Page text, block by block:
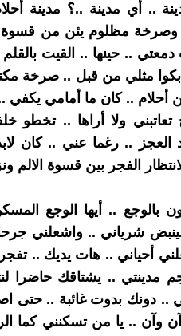
.. أي مدينة ..؟ مدينة
وصرخة مظلوم يئن من قسوة
.. حينها .. القيت
مثلي من قبل .. صرخة
أحلام .. كان ما أمامي يكفي
ولا أراها .. تخطو
العجز .. رغما عني .. كان
الفجر بين قسوة الالم
بالوجع .. أيها الوجع
شرياني .. واشعلني
أحياني .. هات يديك ..
مدينتي .. يشتاقك حاضرا
.. دونك بدوت غائبة .. حتى
وآن .. يا من تسكنني كما